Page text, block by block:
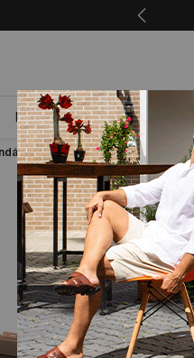
FEMININO
Flatform Goa em Couro